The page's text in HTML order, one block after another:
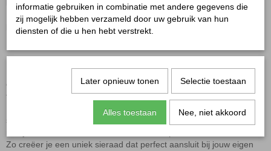
Kralenarmband roze
De zachte roze tint geeft een vrouwelijke en stijlvolle uitstraling en
combineert prachtig met roze accenten, zomerse outfits en trendy
tassen.
De armband is gemaakt van harskralen en voorzien van een
stainless steel clasp
Zo creëer je een uniek sieraad dat perfect aansluit bij jouw eigen
informatie gebruiken in combinatie met andere gegevens die
zij mogelijk hebben verzameld door uw gebruik van hun
diensten of die u hen hebt verstrekt.
Later opnieuw tonen Selectie toestaan
Alles toestaan Nee, niet akkoord